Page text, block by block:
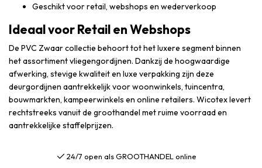
Geschikt voor retail, webshops en wederverkoop
Ideaal voor Retail en Webshops
De PVC Zwaar collectie behoort tot het luxere segment binnen
het assortiment vliegengordijnen. Dankzij de hoogwaardige
afwerking, stevige kwaliteit en luxe verpakking zijn deze
deurgordijnen aantrekkelijk voor woonwinkels, tuincentra,
bouwmarkten, kampeerwinkels en online retailers. Wicotex levert
rechtstreeks vanuit de groothandel met ruime voorraad en
aantrekkelijke staffelprijzen.
24/7 open als GROOTHANDEL online